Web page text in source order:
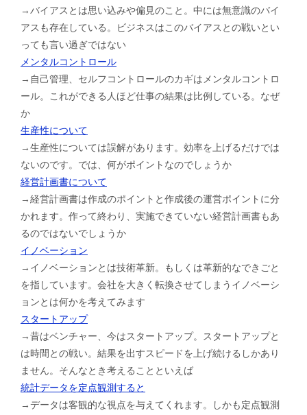
→バイアスとは思い込みや偏見のこと。中には無意識のバイ
アスも存在している。ビジネスはこのバイアスとの戦いとい
っても言い過ぎではない
メンタルコントロール
→自己管理、セルフコントロールのカギはメンタルコントロ
ール。これができる人ほど仕事の結果は比例している。なぜ
か
生産性について
→生産性については誤解があります。効率を上げるだけでは
ないのです。では、何がポイントなのでしょうか
経営計画書について
→経営計画書は作成のポイントと作成後の運営ポイントに分
かれます。作って終わり、実施できていない経営計画書もあ
るのではないでしょうか
イノベーション
→イノベーションとは技術革新。もしくは革新的なできごと
を指しています。会社を大きく転換させてしまうイノベーシ
ョンとは何かを考えてみます
スタートアップ
→昔はベンチャー、今はスタートアップ。スタートアップと
は時間との戦い。結果を出すスピードを上げ続けるしかあり
ません。そんなとき考えることといえば
統計データを定点観測すると
→データは客観的な視点を与えてくれます。しかも定点観測